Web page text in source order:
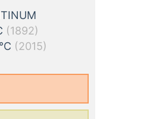
(1892)
(2015)